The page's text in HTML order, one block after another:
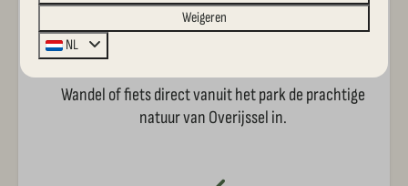
Wandel of fiets direct vanuit het park de prachtige
natuur van Overijssel in.
Weigeren
NL